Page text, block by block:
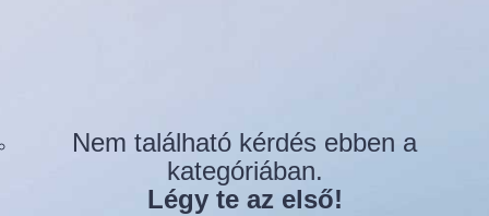
Nem található kérdés ebben a
kategóriában.
Légy te az első!